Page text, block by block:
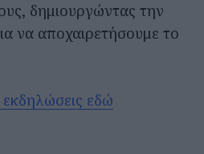
δημιουργώντας την
να αποχαιρετήσουμε το
εκδηλώσεις εδώ